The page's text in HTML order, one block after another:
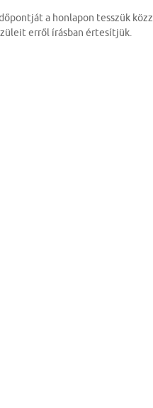
a honlapon tesszük
erről írásban értesítjük.